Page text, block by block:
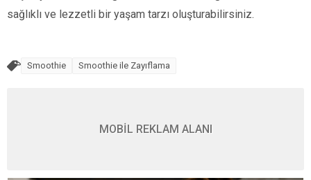
sağlıklı ve lezzetli bir yaşam tarzı oluşturabilirsiniz.
Smoothie Smoothie ile Zayıflama
MOBİL REKLAM ALANI